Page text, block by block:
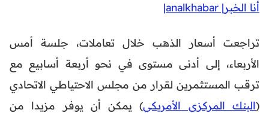
أنا الخبر| analkhabar|
تراجعت أسعار الذهب خلال تعاملات، جلسة أمس
الأربعاء، إلى أدنى مستوى في نحو أربعة أسابيع مع
ترقب المستثمرين لقرار من مجلس الاحتياطي الاتحادي
(البنك المركزي الأمريكي) يمكن أن يوفر مزيدا من